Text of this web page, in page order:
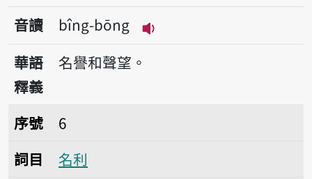
音讀
bîng-bōng
播放音讀bîng-bōng
華語
釋義
名譽和聲望。
序號6名利
序號
6
詞目
名利